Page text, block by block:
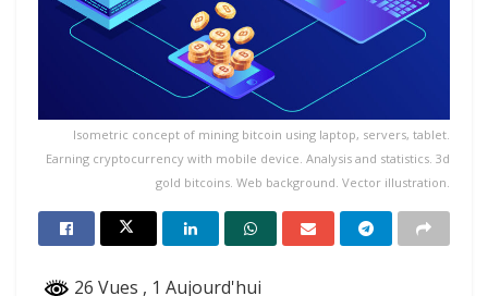
Isometric concept of mining bitcoin using laptop, servers, tablet.
Earning cryptocurrency with mobile device. Analysis and statistics. 3d
gold bitcoins. Web background. Vector illustration.
26 Vues , 1 Aujourd'hui